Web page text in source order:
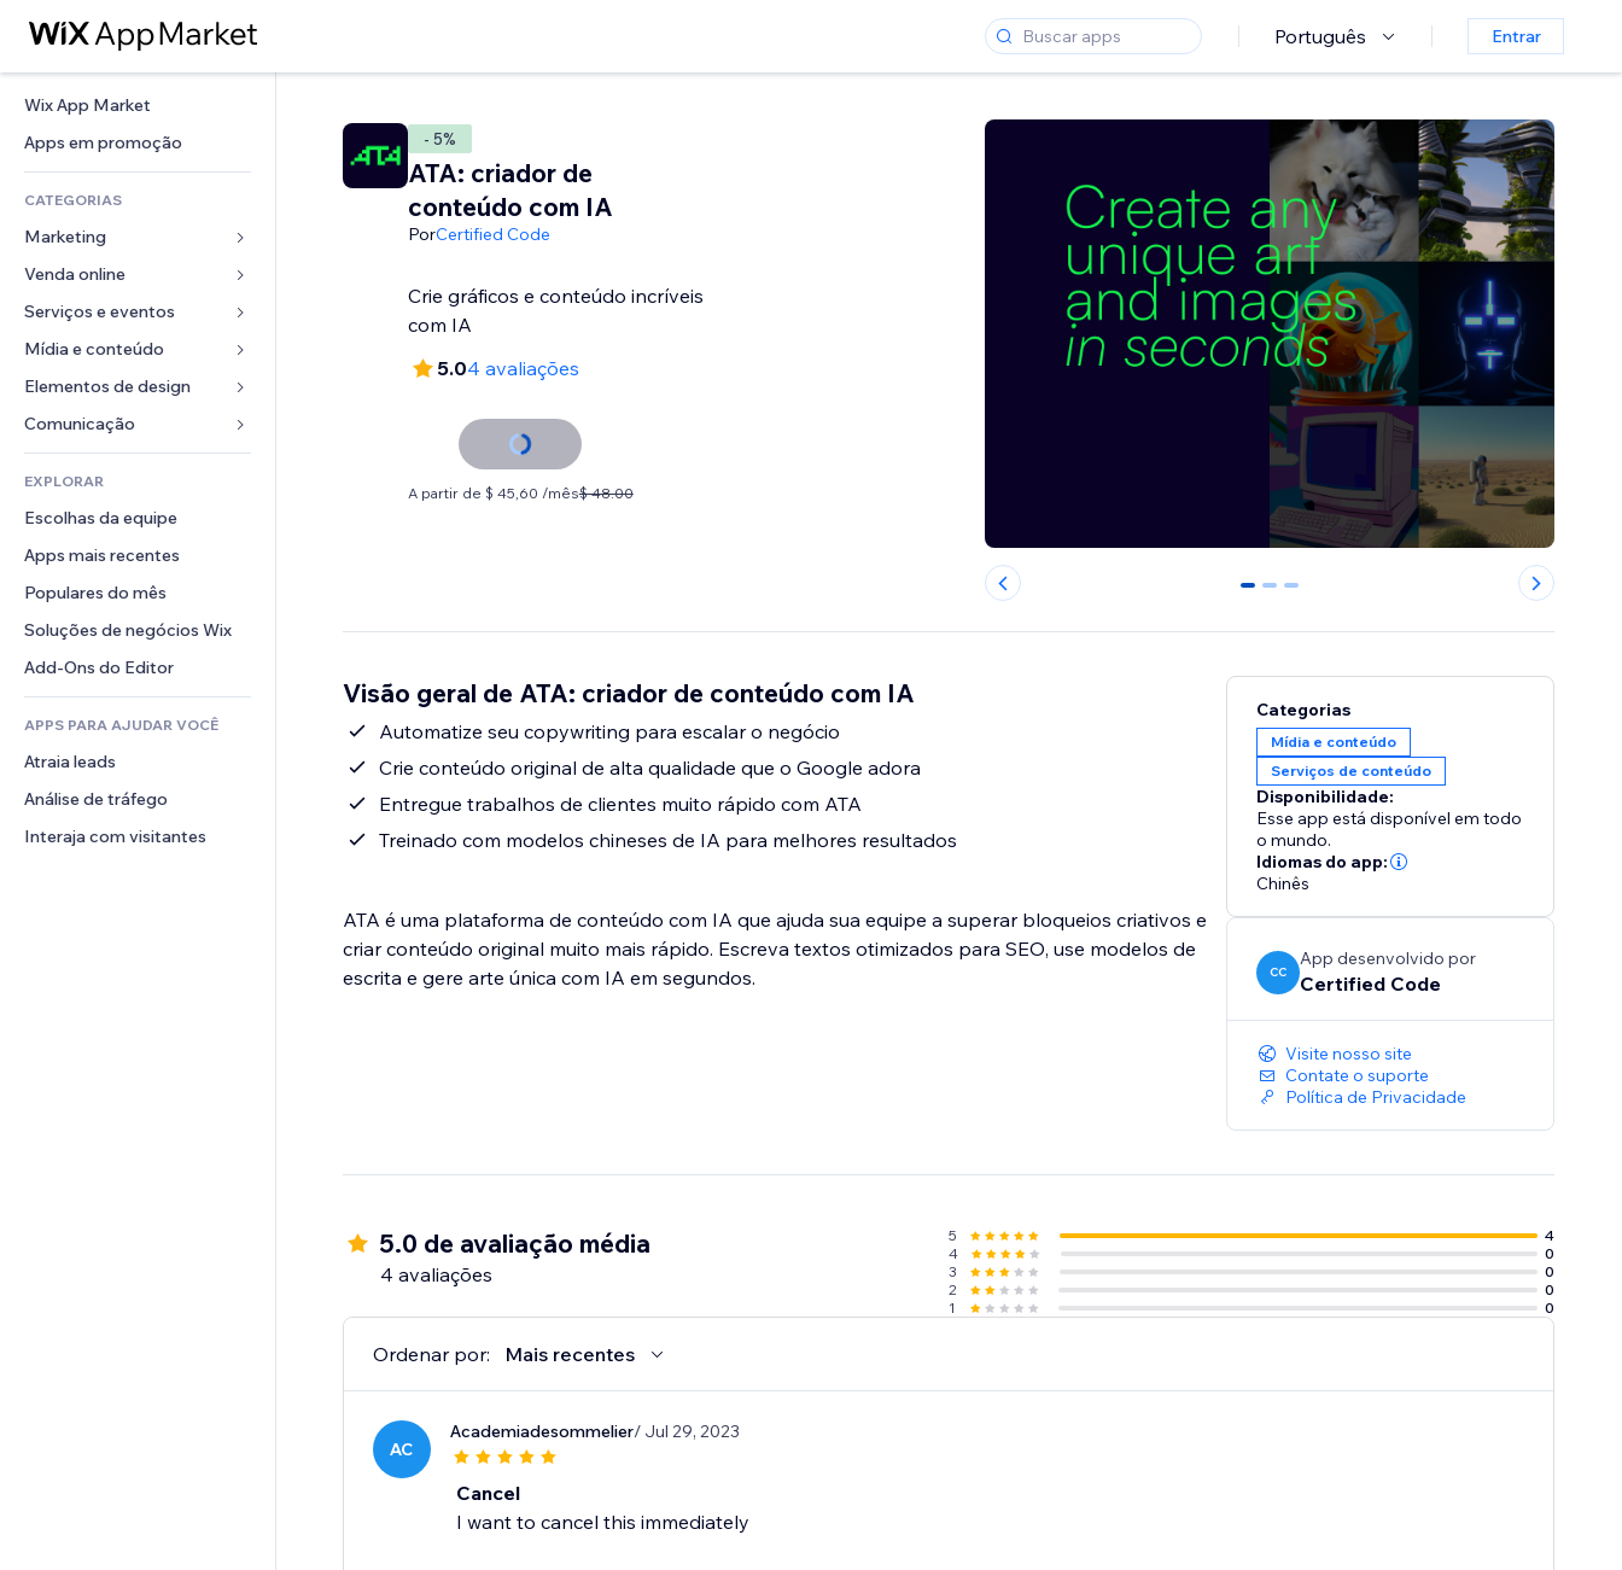
Português Entrar
Wix App Market
Apps em promoção
CATEGORIAS
Marketing
Anúncios
Mobile
Análises
Listas do site
Email
Venda online
Apps para lojas
Frete e entrega
Botões de venda
Contabilidade
Cupons e fidelidade
Soluções de armazenamento
Serviços e eventos
Hotéis
Eventos
Restaurantes
Imobiliária
Meus agendamentos
Mídia e conteúdo
Galeria
Músicas
Podcasts
Fotografia
Vídeo
PDF
Compartilhamento de arquivos
Notícias
Elementos de design
Mapas e navegação
Privacidade e segurança
Relógio
Templates de página
Efeitos de imagem
Botões e menus
Banners e selos
Calculadoras
Busca
Previsão do tempo
Tabelas e gráficos
Formulários
Enquetes
Chat
Comentários
Telefone
Comunidade
Avaliações e depoimentos
CRM
EXPLORAR
Escolhas da equipe
Apps mais recentes
Populares do mês
Soluções de negócios Wix
Add-Ons do Editor
APPS PARA AJUDAR VOCÊ
Atraia leads
Análise de tráfego
Interaja com visitantes
- 5%
ATA: criador de
conteúdo com IA
PorCertified Code
Crie gráficos e conteúdo incríveis
com IA
5.04 avaliações
A partir de $ 45,60 /mês$ 48.00
0 1 2
Visão geral de ATA: criador de conteúdo com IA
Automatize seu copywriting para escalar o negócio
Crie conteúdo original de alta qualidade que o Google adora
Entregue trabalhos de clientes muito rápido com ATA
Treinado com modelos chineses de IA para melhores resultados
ATA é uma plataforma de conteúdo com IA que ajuda sua equipe a superar bloqueios criativos e
criar conteúdo original muito mais rápido. Escreva textos otimizados para SEO, use modelos de
escrita e gere arte única com IA em segundos.
Categorias
Mídia e conteúdo
Serviços de conteúdo
Disponibilidade:
Esse app está disponível em todo
o mundo.
Idiomas do app:
Chinês
CC
App desenvolvido por
Certified Code
Visite nosso site
Contate o suporte
Política de Privacidade
5.0 de avaliação média
4 avaliações
5
4
4
0
3
0
2
0
1
0
Ordenar por: Mais recentes
AC
Academiadesommelier/ Jul 29, 2023
Cancel
I want to cancel this immediately